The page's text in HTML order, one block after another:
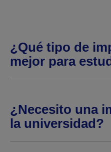
¿Qué tipo de
mejor para
¿Necesito una
la universidad?